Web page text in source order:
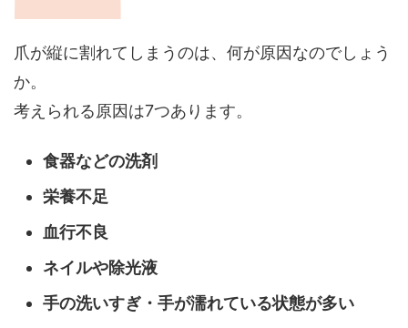
爪が縦に割れてしまうのは、何が原因なのでしょう
か。
考えられる原因は7つあります。
食器などの洗剤
栄養不足
血行不良
ネイルや除光液
手の洗いすぎ・手が濡れている状態が多い